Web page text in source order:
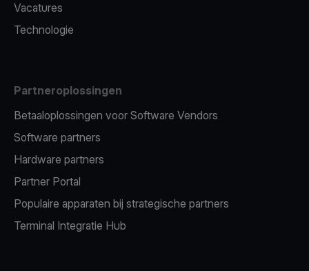
Vacatures
Technologie
Partneroplossingen
Betaaloplossingen voor Software Vendors
Software partners
Hardware partners
Partner Portal
Populaire apparaten bij strategische partners
Terminal Integratie Hub